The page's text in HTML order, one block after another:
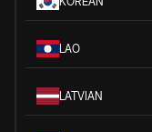
LAO
LATVIAN